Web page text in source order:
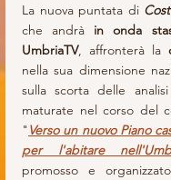
La nuova puntata di
che andrà in onda
UmbriaTV, affronterà la
nella sua dimensione
sulla scorta delle
maturate nel corso del
" Verso un nuovo Piano
per l'abitare
promosso e